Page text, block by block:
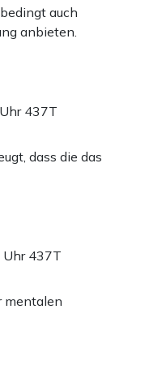
auch
anbieten.
437T
dass die das
Uhr 437T
mentalen